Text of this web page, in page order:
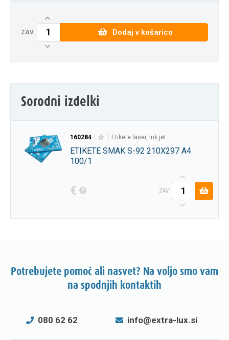
ZAV Dodaj v košarico
Sorodni izdelki
160284 etikete laser, ink jet
ETIKETE SMAK S-92 210X297 A4
100/1
€ ZAV
Potrebujete pomoč ali nasvet? Na voljo smo vam
na spodnjih kontaktih
080 62 62 info@extra-lux.si